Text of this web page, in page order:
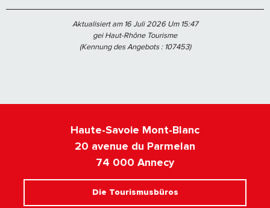
Aktualisiert am 16 Juli 2026 Um 15:47
gei Haut-Rhône Tourisme
(Kennung des Angebots : 107453)
Haute-Savoie Mont-Blanc
20 avenue du Parmelan
74 000 Annecy
Die Tourismusbüros